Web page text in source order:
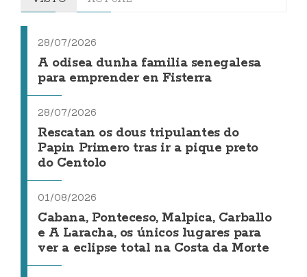
28/07/2026
A odisea dunha familia senegalesa
para emprender en Fisterra
28/07/2026
Rescatan os dous tripulantes do
Papin Primero tras ir a pique preto
do Centolo
01/08/2026
Cabana, Ponteceso, Malpica, Carballo
e A Laracha, os únicos lugares para
ver a eclipse total na Costa da Morte